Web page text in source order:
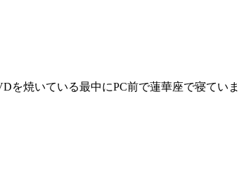
を焼いている最中にPC前で蓮華座で寝ていま